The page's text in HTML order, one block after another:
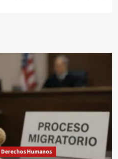
Derechos Humanos